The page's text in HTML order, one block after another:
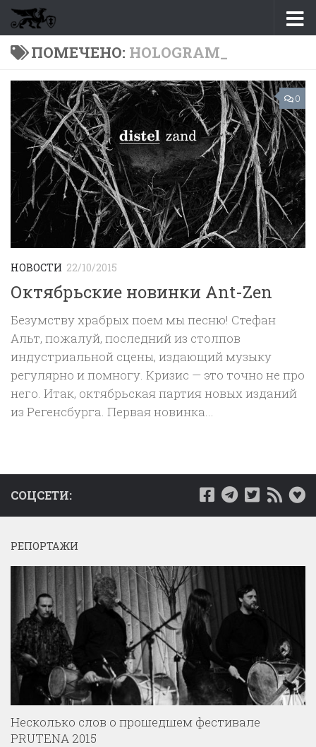
Перейти к содержимому
ПОМЕЧЕНО: HOLOGRAM_
0
НОВОСТИ 22/10/2015
Октябрьские новинки Ant-Zen
Безумству храбрых поем мы песню! Стефан
Альт, пожалуй, последний из столпов
индустриальной сцены, издающий музыку
регулярно и помногу. Кризис — это точно не про
него. Итак, октябрьская партия новых изданий
из Регенсбурга. Первая новинка...
СОЦСЕТИ:
РЕПОРТАЖИ
Несколько слов о прошедшем фестивале
PRUTENA 2015